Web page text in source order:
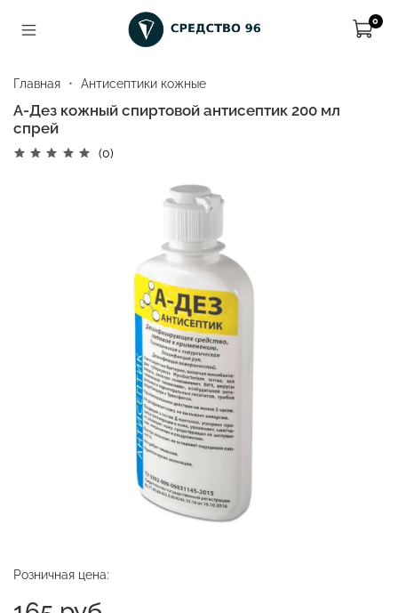
0
Главная Антисептики кожные
А-Дез кожный спиртовой антисептик 200 мл
спрей
(0)
Розничная цена: